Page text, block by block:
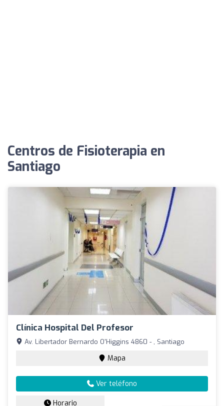
Centros de Fisioterapia en
Santiago
Clínica Hospital Del Profesor
Av. Libertador Bernardo O'Higgins 4860 - , Santiago
Mapa
Ver teléfono
Horario